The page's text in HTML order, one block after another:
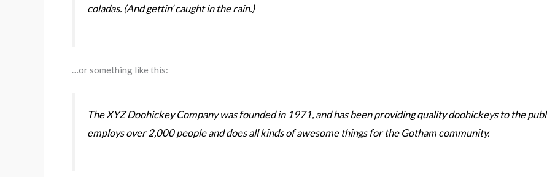
coladas. (And gettin’ caught in the rain.)
…or something like this:
The XYZ Doohickey Company was founded in 1971, and has been providing quality doohickeys to the
employs over 2,000 people and does all kinds of awesome things for the Gotham community.